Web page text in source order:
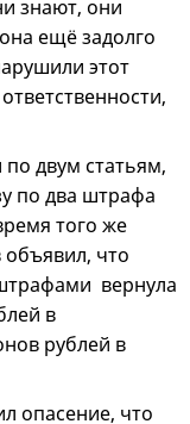
знают, они
ещё задолго
этот
двум статьям,
по два штрафа
того же
что
вернула
в
рублей в
опасение, что